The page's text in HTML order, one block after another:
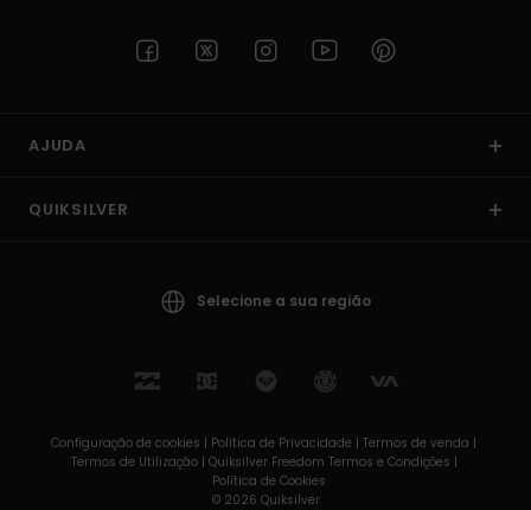
AJUDA
QUIKSILVER
Selecione a sua região
Configuração de cookies | Política de Privacidade | Termos de venda |
Termos de Utilizaçâo | Quiksilver Freedom Termos e Condições |
Política de Cookies
© 2026 Quiksilver